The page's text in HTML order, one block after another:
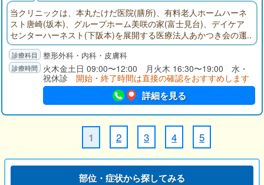
当クリニックは、本丸たけだ医院(膳所)、有料老人ホームハーネ
スト唐崎(坂本)、グループホーム美咲の家(富士見台)、デイケア
センターハーネスト(下阪本)を展開する医療法人あかつき会の運
営する診療所です。地域に密着した幅広い診療内容を提供する
在宅支援診療所です。診療所にしては珍しく複数医師により多
岐にわたる医療サービスを行っています。土日も開院していま
す。体のことでお困りの方は先ずお立ち寄り下さい。
整形外科・内科・皮膚科
火木金土日 09:00〜12:00 月火木 16:30〜19:00 水・
祝休診 開始・終了時間は直接の確認をおすすめします
詳細を見る
1 2 3 4 5
部位・症状から探してみる